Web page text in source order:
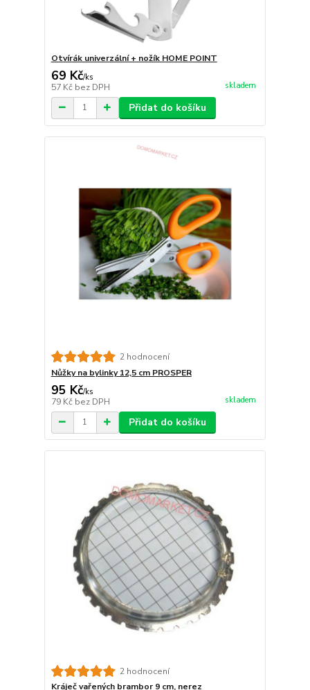
Otvírák univerzální + nožík HOME POINT
69 Kč/ks
57 Kč bez DPH skladem
Přidat do košíku
2 hodnocení
Nůžky na bylinky 12,5 cm PROSPER
95 Kč/ks
79 Kč bez DPH skladem
Přidat do košíku
2 hodnocení
Kráječ vařených brambor 9 cm, nerez